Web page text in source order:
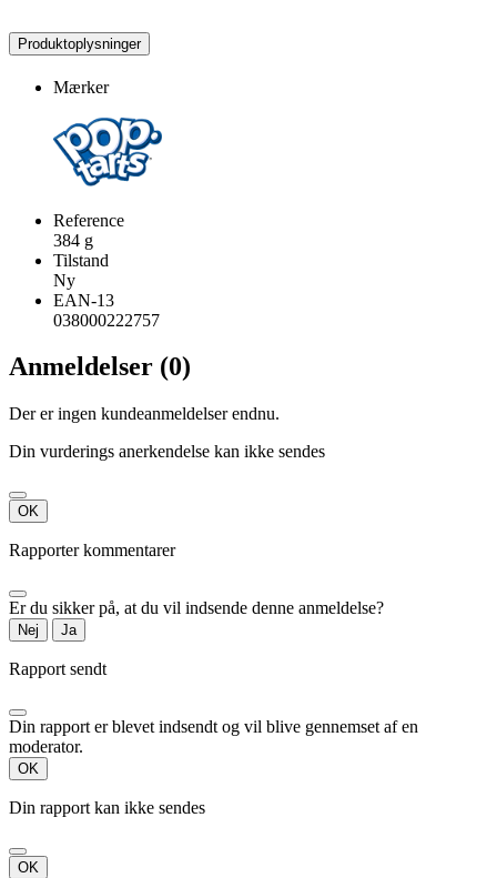
Produktoplysninger
Mærker
Reference
384 g
Tilstand
Ny
EAN-13
038000222757
Anmeldelser (0)
Der er ingen kundeanmeldelser endnu.
Din vurderings anerkendelse kan ikke sendes
OK
Rapporter kommentarer
Er du sikker på, at du vil indsende denne anmeldelse?
Nej Ja
Rapport sendt
Din rapport er blevet indsendt og vil blive gennemset af en
moderator.
OK
Din rapport kan ikke sendes
OK